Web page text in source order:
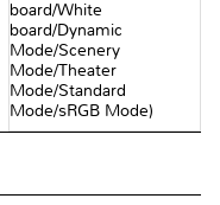
board/White
board/Dynamic
Mode/Scenery
Mode/Theater
Mode/Standard
Mode/sRGB Mode)